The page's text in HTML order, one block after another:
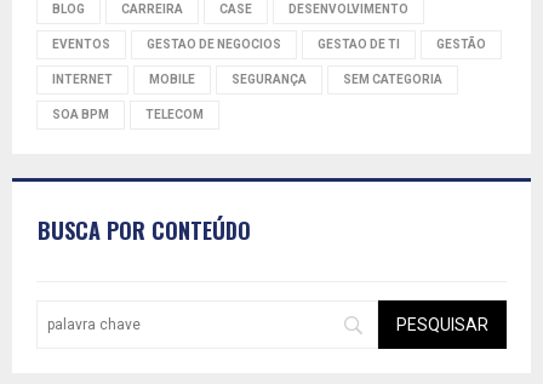
BLOG CARREIRA CASE DESENVOLVIMENTO
EVENTOS GESTAO DE NEGOCIOS GESTAO DE TI GESTÃO
INTERNET MOBILE SEGURANÇA SEM CATEGORIA
SOA BPM TELECOM
BUSCA POR CONTEÚDO